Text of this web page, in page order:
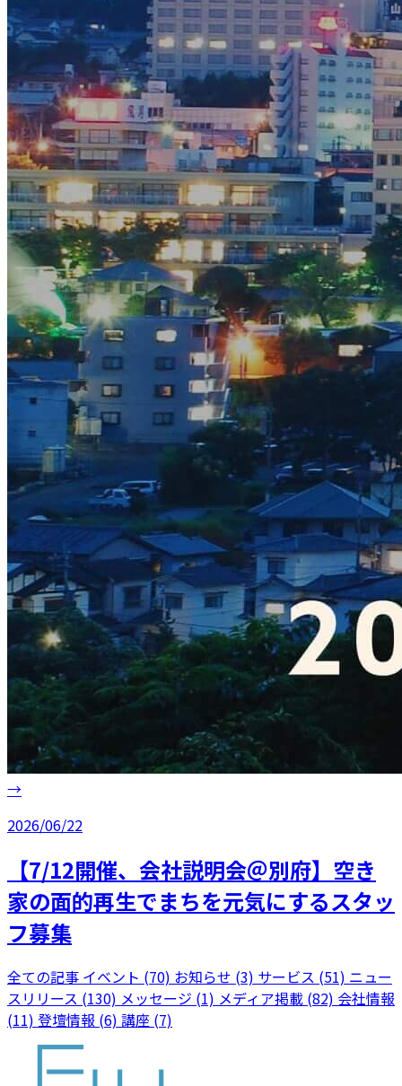
→
2026/06/22
【7/12開催、会社説明会＠別府】空き
家の面的再生でまちを元気にするスタッ
フ募集
全ての記事 イベント (70) お知らせ (3) サービス (51) ニュー
スリリース (130) メッセージ (1) メディア掲載 (82) 会社情報
(11) 登壇情報 (6) 講座 (7)